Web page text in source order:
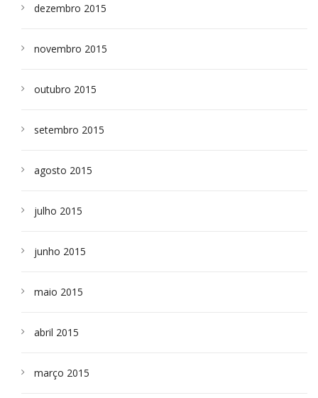
dezembro 2015
novembro 2015
outubro 2015
setembro 2015
agosto 2015
julho 2015
junho 2015
maio 2015
abril 2015
março 2015